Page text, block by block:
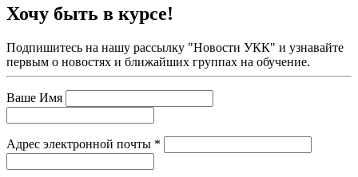
Хочу быть в курсе!
Подпишитесь на нашу рассылку "Новости УКК" и узнавайте
первым о новостях и ближайших группах на обучение.
Ваше Имя
Адрес электронной почты *